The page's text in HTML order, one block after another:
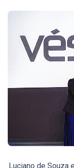
Luciano de Souza